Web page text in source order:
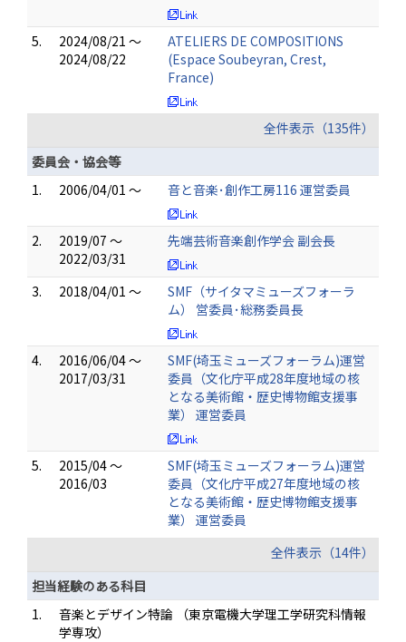
5.
2024/08/21 ～
2024/08/22
ATELIERS DE COMPOSITIONS
(Espace Soubeyran, Crest,
France)
全件表示（135件）
委員会・協会等
1.
2006/04/01 ～ 音と音楽･創作工房116 運営委員
2.
2019/07 ～
2022/03/31
先端芸術音楽創作学会 副会長
3. 2018/04/01 ～
SMF（サイタマミューズフォーラ
ム） 営委員･総務委員長
4.
2016/06/04 ～
2017/03/31
SMF(埼玉ミューズフォーラム)運営
委員（文化庁平成28年度地域の核
となる美術館・歴史博物館支援事
業） 運営委員
5.
2015/04 ～
2016/03
SMF(埼玉ミューズフォーラム)運営
委員（文化庁平成27年度地域の核
となる美術館・歴史博物館支援事
業） 運営委員
全件表示（14件）
担当経験のある科目
1.
音楽とデザイン特論 （東京電機大学理工学研究科情報
学専攻）